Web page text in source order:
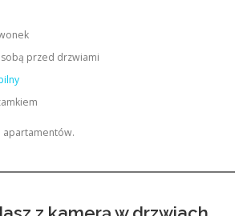
przed drzwiami
apartamentów.